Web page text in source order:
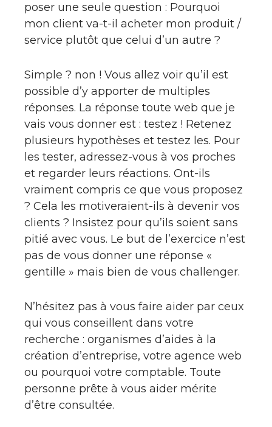
poser une seule question : Pourquoi
mon client va-t-il acheter mon produit /
service plutôt que celui d’un autre ?
Simple ? non ! Vous allez voir qu’il est
possible d’y apporter de multiples
réponses. La réponse toute web que je
vais vous donner est : testez ! Retenez
plusieurs hypothèses et testez les. Pour
les tester, adressez-vous à vos proches
et regarder leurs réactions. Ont-ils
vraiment compris ce que vous proposez
? Cela les motiveraient-ils à devenir vos
clients ? Insistez pour qu’ils soient sans
pitié avec vous. Le but de l’exercice n’est
pas de vous donner une réponse «
gentille » mais bien de vous challenger.
N’hésitez pas à vous faire aider par ceux
qui vous conseillent dans votre
recherche : organismes d’aides à la
création d’entreprise, votre agence web
ou pourquoi votre comptable. Toute
personne prête à vous aider mérite
d’être consultée.